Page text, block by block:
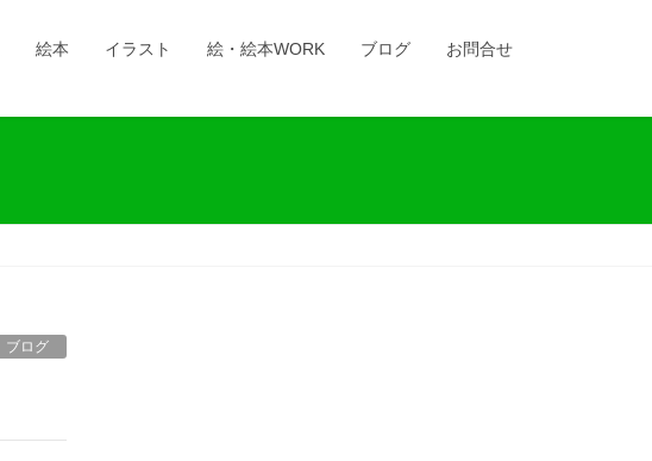
絵本 イラスト 絵・絵本WORK ブログ お問合せ
ブログ